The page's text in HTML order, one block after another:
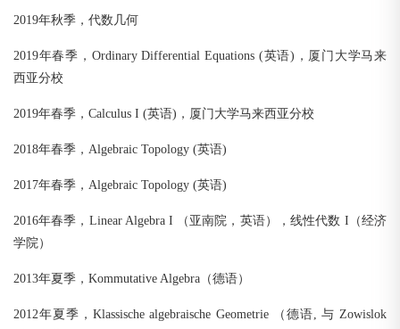
2019年秋季，代数几何
2019年春季，Ordinary Differential Equations (英语)，厦门大学马来
西亚分校
2019年春季，Calculus I (英语)，厦门大学马来西亚分校
2018年春季，Algebraic Topology (英语)
2017年春季，Algebraic Topology (英语)
2016年春季，Linear Algebra I （亚南院，英语），线性代数 I（经济
学院）
2013年夏季，Kommutative Algebra（德语）
2012年夏季，Klassische algebraische Geometrie （德语, 与 Zowislok